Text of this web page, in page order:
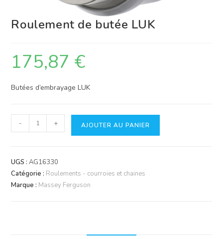
Roulement de butée LUK
175,87 €
Butées d’embrayage LUK
quantité
de
de
butée
LUK
- + AJOUTER AU PANIER
UGS :AG16330
Catégorie : Roulements - courroies et chaines
Marque : Massey Ferguson